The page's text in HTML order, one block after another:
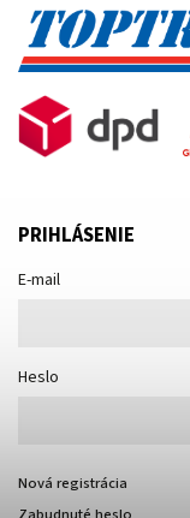
PRIHLÁSENIE
E-mail
Heslo
Nová registrácia